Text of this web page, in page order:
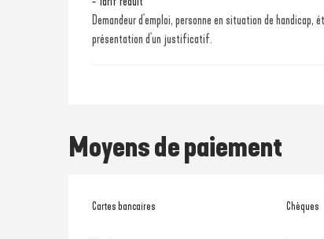
Demandeur d'emploi, personne en situation de
présentation d'un justificatif.
Moyens de paiement
Cartes bancaires Chèques